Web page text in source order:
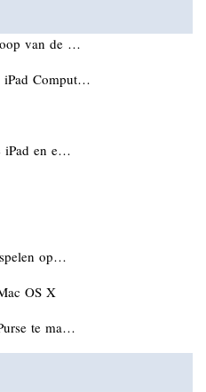
van de …
iPad Comput…
iPad en e…
op…
OS X
te ma…